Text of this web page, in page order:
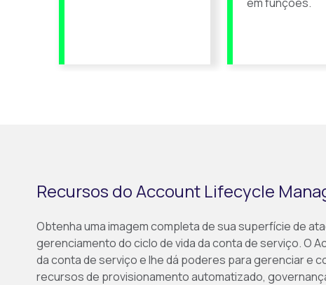
Recursos do Account Lifecycle
Obtenha uma imagem completa de sua superfície de
gerenciamento do ciclo de vida da conta de serviço. O
da conta de serviço e lhe dá poderes para gerenciar e
recursos de provisionamento automatizado,